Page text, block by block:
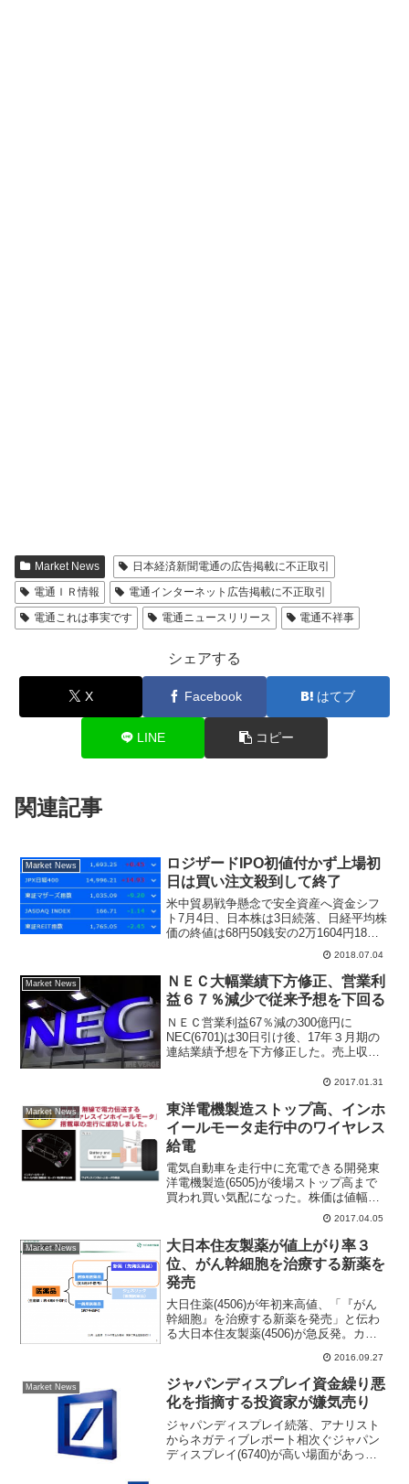
Market News
日本経済新聞電通の広告掲載に不正取引
電通ＩＲ情報
電通インターネット広告掲載に不正取引
電通これは事実です
電通ニュースリリース 電通不祥事
シェアする
X Facebook はてブ
LINE コピー
関連記事
Market News
ロジザードIPO初値付かず上場初
日は買い注文殺到して終了
米中貿易戦争懸念で安全資産へ資金シフ
ト7月4日、日本株は3日続落、日経平均株
価の終値は68円50銭安の2万1604円18
銭、TOPIXは3日ぶりの反発で0.45ポイン
ト高の1693.40ポイントで終了。東証一部
の出来高は13億1123万株、...
2018.07.04
Market News
ＮＥＣ大幅業績下方修正、営業利
益６７％減少で従来予想を下回る
ＮＥＣ営業利益67％減の300億円に
NEC(6701)は30日引け後、17年３月期の
連結業績予想を下方修正した。売上収益
比5.1％減）へ、営業利益は1000億円から
2017.01.31
Market News
東洋電機製造ストップ高、インホ
イールモータ走行中のワイヤレス
給電
電気自動車を走行中に充電できる開発東
洋電機製造(6505)が後場ストップ高まで
買われ買い気配になった。株価は値幅制
限上限の400円高、2068円まで上昇し
た。午後2時過ぎには2068円買い注文40
万8900株/売り注文16万8600株と大幅...
2017.04.05
Market News
大日本住友製薬が値上がり率３
位、がん幹細胞を治療する新薬を
発売
大日住薬(4506)が年初来高値、「『がん
幹細胞』を治療する新薬を発売」と伝わ
る大日本住友製薬(4506)が急反発。カイ
高の2028円で寄り付き、７月21日の年初
来高値2000円を更新した。27日付...
2016.09.27
Market News
ジャパンディスプレイ資金繰り悪
化を指摘する投資家が嫌気売り
ジャパンディスプレイ続落、アナリスト
からネガティブレポート相次ぐジャパン
ディスプレイ(6740)が高い場面があった